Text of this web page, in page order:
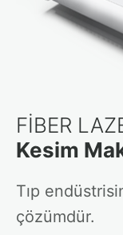
FİBER
Kesim
Tıp
çözümdür.